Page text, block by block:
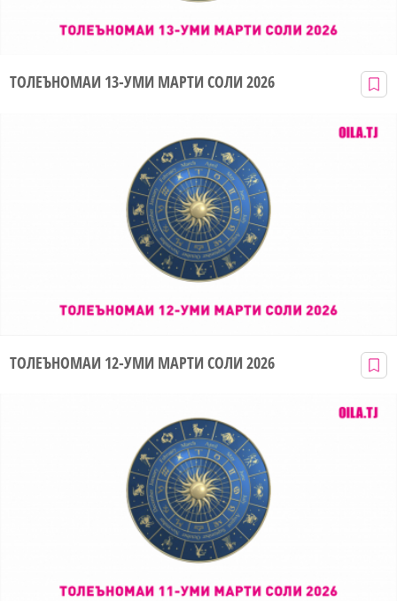
ТОЛЕЪНОМАИ 13-УМИ МАРТИ СОЛИ 2026
ТОЛЕЪНОМАИ 12-УМИ МАРТИ СОЛИ 2026